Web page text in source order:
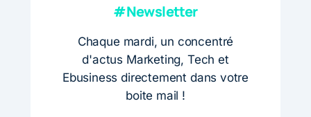
#Newsletter
Chaque mardi, un concentré
d'actus Marketing, Tech et
Ebusiness directement dans votre
boite mail !